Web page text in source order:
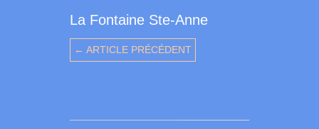
La Fontaine Ste-Anne
← ARTICLE PRÉCÉDENT